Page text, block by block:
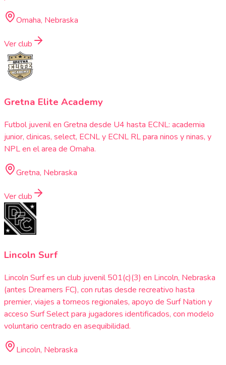
Omaha, Nebraska
Ver club
Gretna Elite Academy
Futbol juvenil en Gretna desde U4 hasta ECNL: academia
junior, clinicas, select, ECNL y ECNL RL para ninos y ninas, y
NPL en el area de Omaha.
Gretna, Nebraska
Ver club
Lincoln Surf
Lincoln Surf es un club juvenil 501(c)(3) en Lincoln, Nebraska
(antes Dreamers FC), con rutas desde recreativo hasta
premier, viajes a torneos regionales, apoyo de Surf Nation y
acceso Surf Select para jugadores identificados, con modelo
voluntario centrado en asequibilidad.
Lincoln, Nebraska